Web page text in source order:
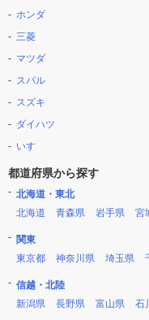
ホンダ
三菱
マツダ
スバル
スズキ
ダイハツ
いすゞ
都道府県から探す
北海道・東北
北海道
青森県 岩手県 宮
関東
東京都
神奈川県 埼玉県
信越・北陸
新潟県
長野県 富山県 石